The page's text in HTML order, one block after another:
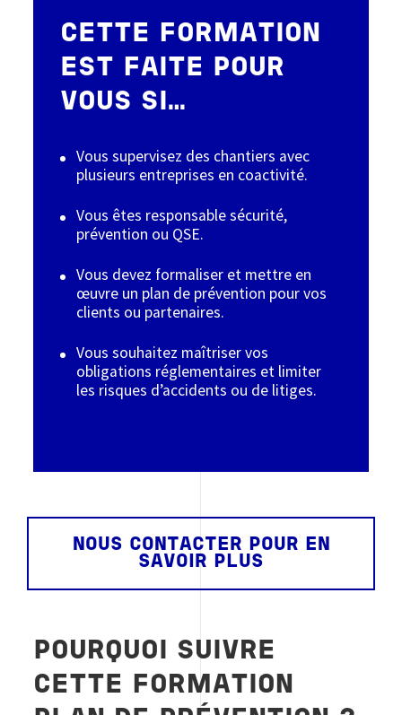
CETTE FORMATION
EST FAITE POUR
VOUS SI…
Vous supervisez des chantiers avec
plusieurs entreprises en coactivité.
Vous êtes responsable sécurité,
prévention ou QSE.
Vous devez formaliser et mettre en
œuvre un plan de prévention pour vos
clients ou partenaires.
Vous souhaitez maîtriser vos
obligations réglementaires et limiter
les risques d’accidents ou de litiges.
NOUS CONTACTER POUR EN
SAVOIR PLUS
POURQUOI SUIVRE
CETTE FORMATION